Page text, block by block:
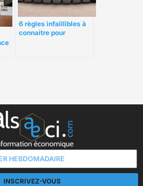
6 règles infaillibles à
connaitre pour
INSCRIVEZ-VOUS